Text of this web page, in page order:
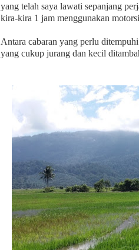
yang telah saya lawati sepanjang
kira-kira 1 jam menggunakan
Antara cabaran yang perlu
yang cukup jurang dan kecil